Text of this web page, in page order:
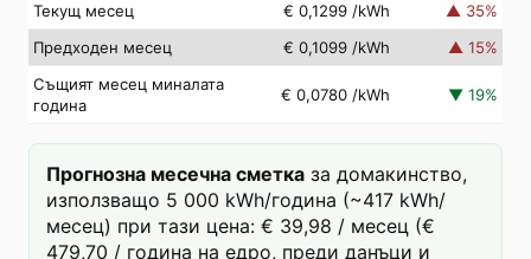
Текущ месец
€ 0,1299 /kWh ▲ 35%
Предходен месец
€ 0,1099 /kWh ▲ 15%
Същият месец миналата
година
€ 0,0780 /kWh ▼ 19%
Прогнозна месечна сметка за домакинство,
използващо 5 000 kWh/година (~417 kWh/
месец) при тази цена: € 39,98 / месец (€
479,70 / година на едро, преди данъци и